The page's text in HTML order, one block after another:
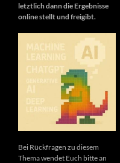
letztlich dann die Ergebnisse
online stellt und freigibt.
Bei Rückfragen zu diesem
Thema wendet Euch bitte an